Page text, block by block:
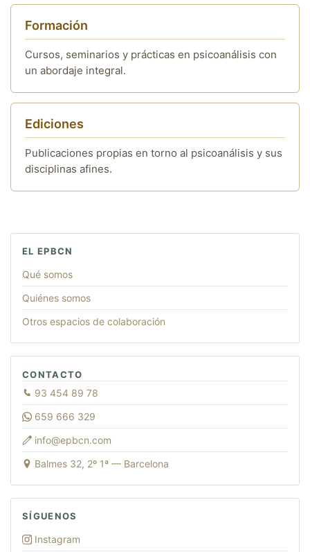
Formación
Cursos, seminarios y prácticas en psicoanálisis con
un abordaje integral.
Ediciones
Publicaciones propias en torno al psicoanálisis y sus
disciplinas afines.
EL EPBCN
Qué somos
Quiénes somos
Otros espacios de colaboración
CONTACTO
93 454 89 78
659 666 329
info@epbcn.com
Balmes 32, 2º 1ª — Barcelona
SÍGUENOS
Instagram